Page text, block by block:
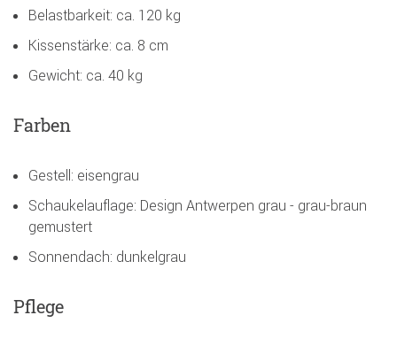
Belastbarkeit: ca. 120 kg
Kissenstärke: ca. 8 cm
Gewicht: ca. 40 kg
Farben
Gestell: eisengrau
Schaukelauflage: Design Antwerpen grau - grau-braun
gemustert
Sonnendach: dunkelgrau
Pflege